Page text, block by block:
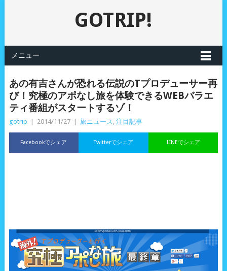
GOTRIP!
メニュー
あの有吉さんが恐れる伝説のTプロデューサー再
び！究極のアポなし旅を体験できるWEBバラエ
ティ番組がスタートするゾ！
gotrip 2014/11/27 旅ニュース, 注目記事
Facebookでシェア LINEでシェア
Twitterでシェア